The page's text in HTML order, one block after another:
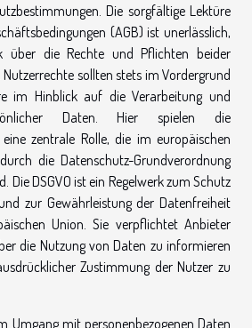
Die sorgfältige Lektüre
(AGB) ist unerlässlich,
über die Rechte und Pflichten beider
sollten stets im Vordergrund
im Hinblick auf die Verarbeitung und
Daten. Hier spielen die
eine zentrale Rolle, die im europäischen
die Datenschutz-Grundverordnung
Die DSGVO ist ein Regelwerk zum Schutz
zur Gewährleistung der Datenfreiheit
Union. Sie verpflichtet Anbieter
die Nutzung von Daten zu informieren
Zustimmung der Nutzer zu
Umgang mit personenbezogenen Daten